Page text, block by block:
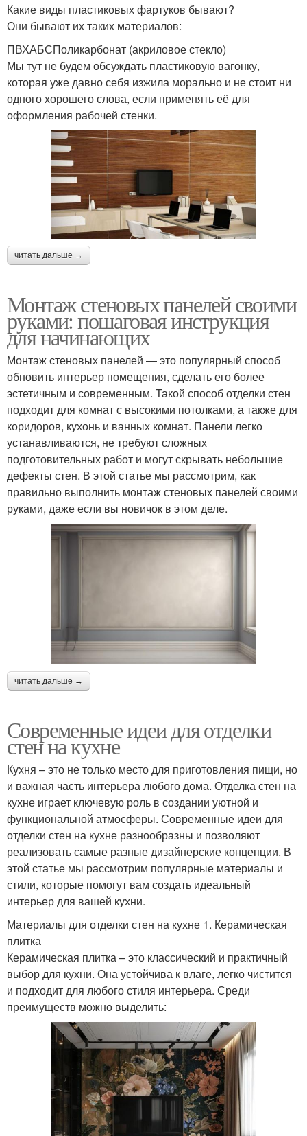
Какие виды пластиковых фартуков бывают?
Они бывают их таких материалов:
ПВХАБСПоликарбонат (акриловое стекло)
Мы тут не будем обсуждать пластиковую вагонку,
которая уже давно себя изжила морально и не стоит ни
одного хорошего слова, если применять её для
оформления рабочей стенки.
читать дальше →
Монтаж стеновых панелей своими
руками: пошаговая инструкция
для начинающих
Монтаж стеновых панелей — это популярный способ
обновить интерьер помещения, сделать его более
эстетичным и современным. Такой способ отделки стен
подходит для комнат с высокими потолками, а также для
коридоров, кухонь и ванных комнат. Панели легко
устанавливаются, не требуют сложных
подготовительных работ и могут скрывать небольшие
дефекты стен. В этой статье мы рассмотрим, как
правильно выполнить монтаж стеновых панелей своими
руками, даже если вы новичок в этом деле.
читать дальше →
Современные идеи для отделки
стен на кухне
Кухня – это не только место для приготовления пищи, но
и важная часть интерьера любого дома. Отделка стен на
кухне играет ключевую роль в создании уютной и
функциональной атмосферы. Современные идеи для
отделки стен на кухне разнообразны и позволяют
реализовать самые разные дизайнерские концепции. В
этой статье мы рассмотрим популярные материалы и
стили, которые помогут вам создать идеальный
интерьер для вашей кухни.
Материалы для отделки стен на кухне 1. Керамическая
плитка
Керамическая плитка – это классический и практичный
выбор для кухни. Она устойчива к влаге, легко чистится
и подходит для любого стиля интерьера. Среди
преимуществ можно выделить: